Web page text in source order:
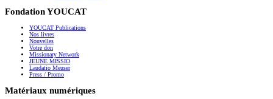
Fondation YOUCAT
YOUCAT Publications
Nos livres
Nouvelles
Votre don
Missionary Network
JEUNE MISSIO
Laudatio Meuser
Press / Promo
Matériaux numériques